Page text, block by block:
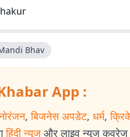
Bhav
App :
, बिजनेस अपडेट, धर्म,
हिंदी न्यूज और लाइव न्यूज कवरेज